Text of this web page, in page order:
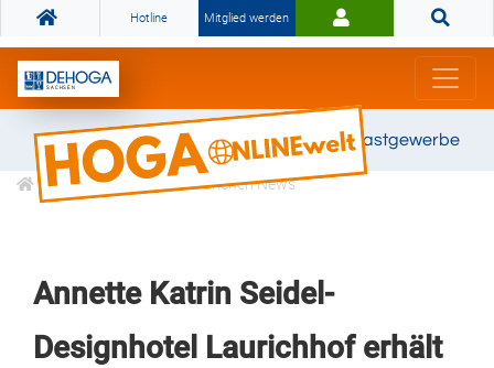
Hotline Mitglied werden
Gemeinsam stark für das Gastgewerbe
Informationen Branchen News
Annette Katrin Seidel-
Designhotel Laurichhof erhält